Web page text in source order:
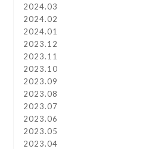
2024.03
2024.02
2024.01
2023.12
2023.11
2023.10
2023.09
2023.08
2023.07
2023.06
2023.05
2023.04